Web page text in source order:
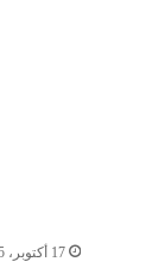
17 أكتوبر، 2015